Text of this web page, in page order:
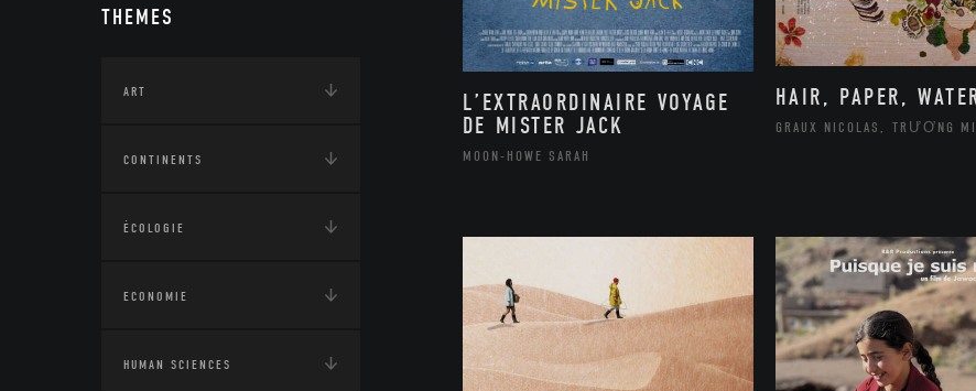
THEMES
ART
CONTINENTS
ÉCOLOGIE
ECONOMIE
HUMAN SCIENCES
L’EXTRAORDINAIRE VOYAGE
DE MISTER JACK
MOON-HOWE SARAH
HAIR, PAPER,
GRAUX NICOLAS, TRƯƠNG